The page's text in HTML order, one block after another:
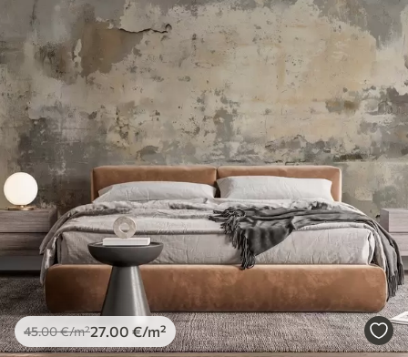
45.00€/m²27 .00 €/m²